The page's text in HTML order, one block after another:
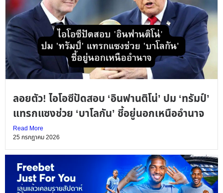
ลอยตัว! ไอโอซีปัดสอบ ‘อินฟานติโน่’ ปม ‘ทรัมป์’
แทรกแซงช่วย ‘บาโลกัน’ ชี้อยู่นอกเหนืออำนาจ
Read More
25 กรกฎาคม 2026